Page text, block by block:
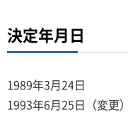
決定年月日
1989年3月24日
1993年6月25日（変更）